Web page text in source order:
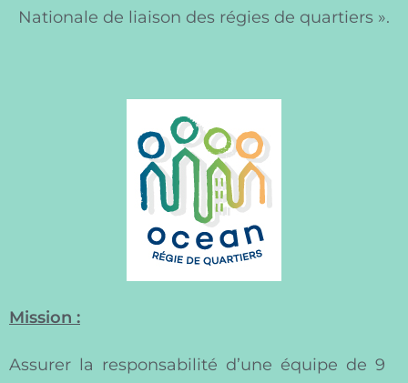
Nationale de liaison des régies de quartiers ».
Mission :
Assurer la responsabilité d’une équipe de 9